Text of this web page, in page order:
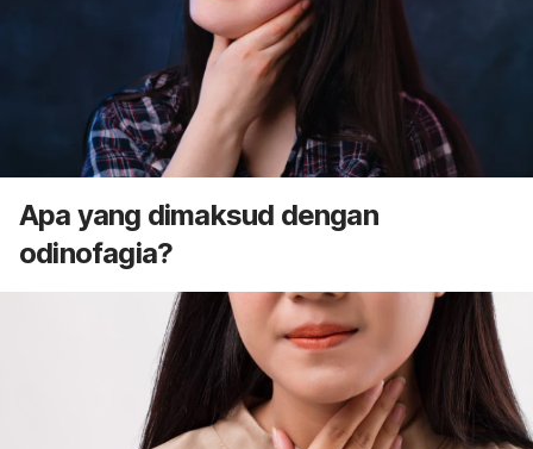
Apa yang dimaksud dengan
odinofagia?